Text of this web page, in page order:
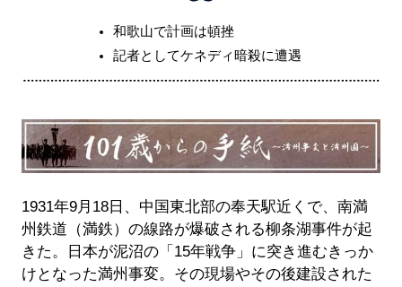
和歌山で計画は頓挫
記者としてケネディ暗殺に遭遇
1931年9月18日、中国東北部の奉天駅近くで、南満
州鉄道（満鉄）の線路が爆破される柳条湖事件が起
きた。日本が泥沼の「15年戦争」に突き進むきっか
けとなった満州事変。その現場やその後建設された